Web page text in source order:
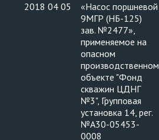
2018 04 05
«Насос поршневой
9МГР (НБ-125)
зав. №2477»,
применяемое на
опасном
производственном
объекте "Фонд
скважин ЦДНГ
№3", Групповая
установка 14, рег.
№А30-05453-
0008